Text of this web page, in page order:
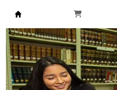
Biblioteca